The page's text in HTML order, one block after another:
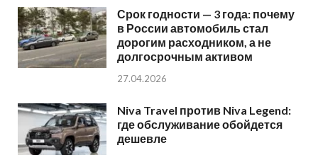
Срок годности — 3 года: почему
в России автомобиль стал
дорогим расходником, а не
долгосрочным активом
27.04.2026
Niva Travel против Niva Legend:
где обслуживание обойдется
дешевле